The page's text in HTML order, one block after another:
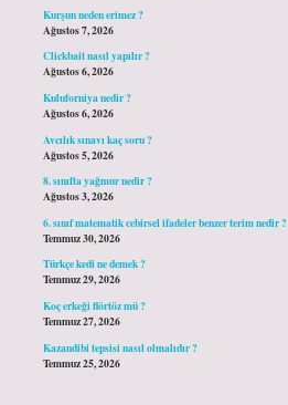
Kurşun neden erimez ?
Ağustos 7, 2026
Clickbait nasıl yapılır ?
Ağustos 6, 2026
Kuluforniya nedir ?
Ağustos 6, 2026
Avcılık sınavı kaç soru ?
Ağustos 5, 2026
8. sınıfta yağmur nedir ?
Ağustos 3, 2026
6. sınıf matematik cebirsel ifadeler benzer terim nedir ?
Temmuz 30, 2026
Türkçe kedi ne demek ?
Temmuz 29, 2026
Koç erkeği flörtöz mü ?
Temmuz 27, 2026
Kazandibi tepsisi nasıl olmalıdır ?
Temmuz 25, 2026